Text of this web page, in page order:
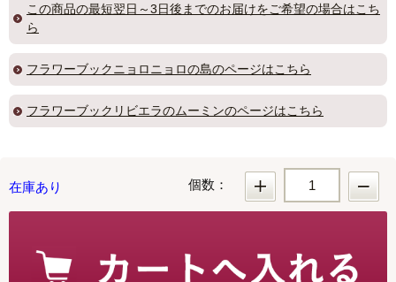
この商品の最短翌日～3日後までのお届けをご希望の場合はこち
ら
フラワーブックニョロニョロの島のページはこちら
フラワーブック リビエラのムーミンのページはこちら
在庫あり 個数：